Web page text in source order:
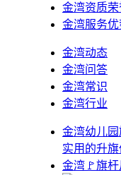
金湾资质荣
金湾服务优
金湾动态
金湾问答
金湾常识
金湾行业
金湾幼儿
实用的升
金湾🚩旗